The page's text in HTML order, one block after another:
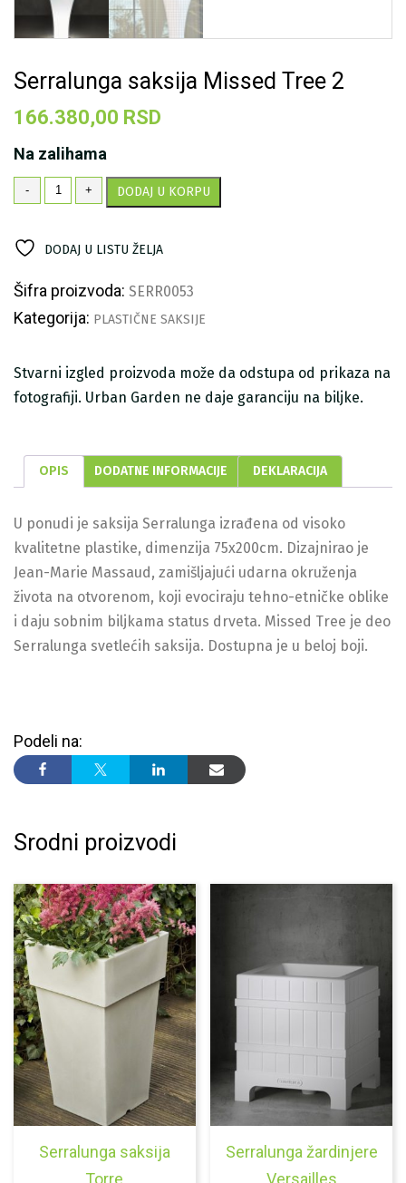
Serralunga saksija Missed Tree 2
166.380,00 RSD
Na zalihama
-
Serralunga
saksija
2
+ DODAJ U KORPU
DODAJ U LISTU ŽELJA
Šifra proizvoda: SERR0053
Kategorija: PLASTIČNE SAKSIJE
Stvarni izgled proizvoda može da odstupa od prikaza na
fotografiji. Urban Garden ne daje garanciju na biljke.
OPIS DODATNE INFORMACIJE DEKLARACIJA
U ponudi je saksija Serralunga izrađena od visoko
kvalitetne plastike, dimenzija 75x200cm. Dizajnirao je
Jean-Marie Massaud, zamišljajući udarna okruženja
života na otvorenom, koji evociraju tehno-etničke oblike
i daju sobnim biljkama status drveta. Missed Tree je deo
Serralunga svetlećih saksija. Dostupna je u beloj boji.
Podeli na:
Srodni proizvodi
Serralunga saksija
Torre
Serralunga žardinjere
Versailles